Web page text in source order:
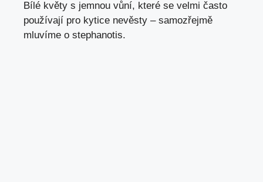
Bílé květy s jemnou vůní, které se velmi často
používají pro kytice nevěsty – samozřejmě
mluvíme o stephanotis.